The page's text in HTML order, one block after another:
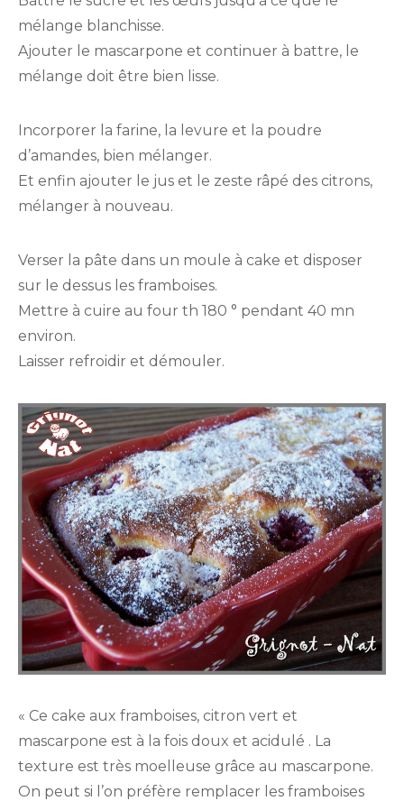
mélange blanchisse.
Ajouter le mascarpone et continuer à battre, le
mélange doit être bien lisse.
Incorporer la farine, la levure et la poudre
d’amandes, bien mélanger.
Et enfin ajouter le jus et le zeste râpé des citrons,
mélanger à nouveau.
Verser la pâte dans un moule à cake et disposer
sur le dessus les framboises.
Mettre à cuire au four th 180 ° pendant 40 mn
environ.
Laisser refroidir et démouler.
« Ce cake aux framboises, citron vert et
mascarpone est à la fois doux et acidulé . La
texture est très moelleuse grâce au mascarpone.
On peut si l’on préfère remplacer les framboises